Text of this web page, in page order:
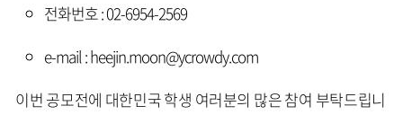
전화번호 : 02-6954-2569
e-mail : heejin.moon@ycrowdy.com
이번 공모전에 대한민국 학생 여러분의 많은 참여 부탁드립니